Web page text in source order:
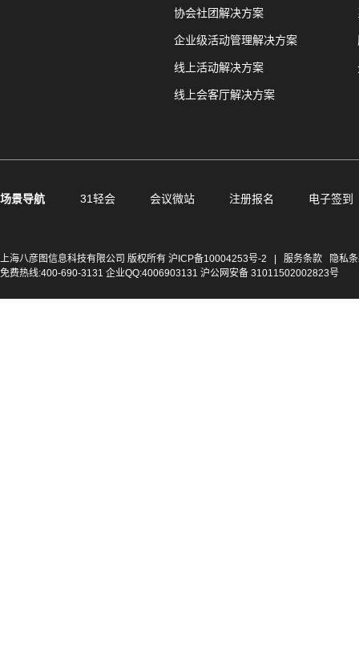
协会社团解决方案
企业级活动管理解决方案
线上活动解决方案
线上会客厅解决方案
场景导航 31轻会 会议微站 注册报名 电子签到
上海八彦图信息科技有限公司 版权所有 沪ICP备10004253号-2 服务条款
隐私
免费热线:400-690-3131 企业QQ:4006903131 沪公网安备 31011502002823号